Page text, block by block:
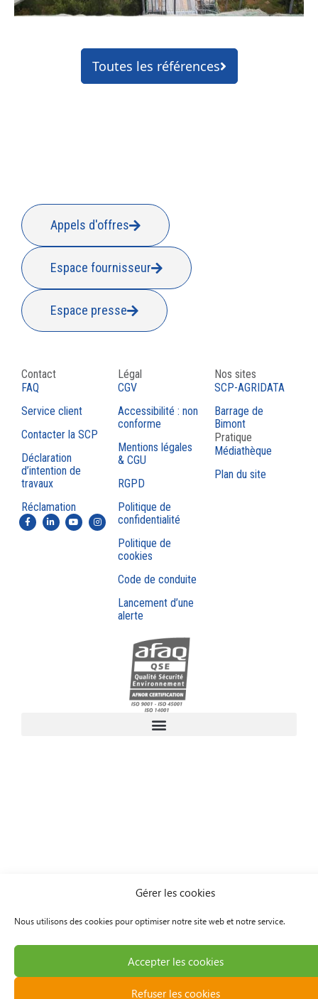
Gérer les cookies
Nous utilisons des cookies pour optimiser notre site web et notre service.
Accepter les cookies
Refuser les cookies
Toutes les références
Appels d'offres
Espace fournisseur
Espace presse
Contact
FAQ
Service client
Contacter la SCP
Déclaration
d’intention de
travaux
Réclamation
Légal
CGV
Accessibilité : non
conforme
Mentions légales
& CGU
RGPD
Politique de
confidentialité
Politique de
cookies
Code de conduite
Lancement d’une
alerte
Nos sites
SCP-AGRIDATA
Barrage de
Bimont
Pratique
Médiathèque
Plan du site